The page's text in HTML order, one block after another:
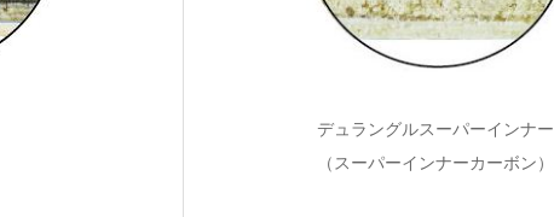
デュラングルスーパーインナー
（スーパーインナーカーボン）